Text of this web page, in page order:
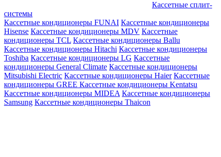
Кассетные сплит-
системы
Кассетные кондиционеры FUNAI Кассетные кондиционеры
Hisense Кассетные кондиционеры MDV Кассетные
кондиционеры TCL Кассетные кондиционеры Ballu
Кассетные кондиционеры Hitachi Кассетные кондиционеры
Toshiba Кассетные кондиционеры LG Кассетные
кондиционеры General Climate Кассетные кондиционеры
Mitsubishi Electric Кассетные кондиционеры Haier Кассетные
кондиционеры GREE Кассетные кондиционеры Kentatsu
Кассетные кондиционеры MIDEA Кассетные кондиционеры
Samsung Кассетные кондиционеры Thaicon